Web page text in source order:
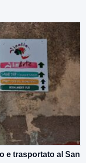
e trasportato al San